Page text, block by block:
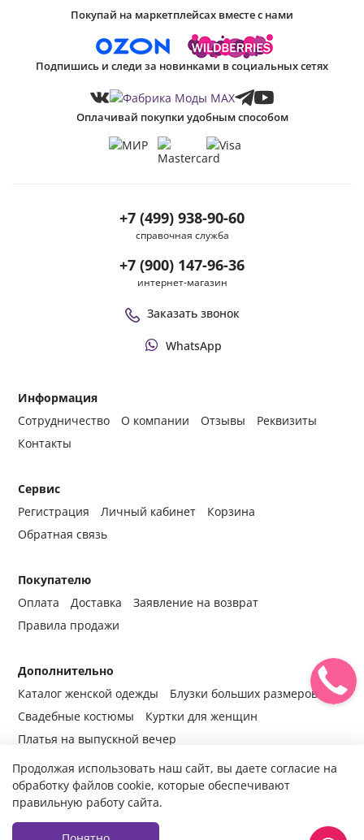
Информация
Сотрудничество
О компании Отзывы
Реквизиты
Контакты
Сервис
Регистрация
Личный кабинет
Корзина
Обратная связь
Покупателю
Оплата
Доставка
Заявление на возврат
Правила продажи
Дополнительно
Каталог женской одежды
Блузки больших размеров
Свадебные костюмы
Куртки для женщин
Платья на выпускной вечер
+7 (499) 938-90-60
справочная служба
+7 (900) 147-96-36
интернет-магазин
Заказать звонок
WhatsApp
Покупай на маркетплейсах вместе с нами
Подпишись и следи за новинками в социальных сетях
Оплачивай покупки удобным способом
© 2014-2024 Все права защищены.
одежды fabrika-mody.ru - официальный сайт компании «Фабрика
Моды» г. Москва.
Продажа женской одежды оптом и в розницу с
Продолжая использовать наш сайт, вы даете согласие на
обработку файлов cookie, которые обеспечивают
правильную работу сайта.